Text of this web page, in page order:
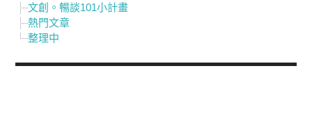
文創。暢談101小計畫
熱門文章
整理中